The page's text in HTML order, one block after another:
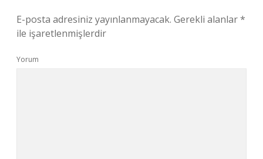
E-posta adresiniz yayınlanmayacak. Gerekli alanlar*
ile işaretlenmişlerdir
Yorum